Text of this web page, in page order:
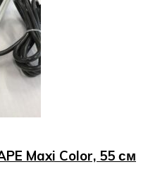
Maxi Color, 55 см